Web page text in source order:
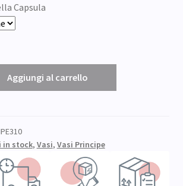
Capsula
Aggiungi al carrello
in stock, Vasi, Vasi Principe